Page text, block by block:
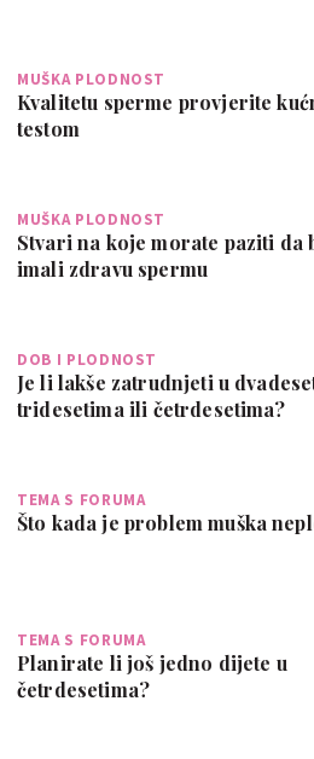
MUŠKA PLODNOST
Kvalitetu sperme provjerite
testom
MUŠKA PLODNOST
Stvari na koje morate paziti da
imali zdravu spermu
DOB I PLODNOST
Je li lakše zatrudnjeti u
tridesetima ili četrdesetima?
TEMA S FORUMA
Što kada je problem muška
TEMA S FORUMA
Planirate li još jedno dijete u
četrdesetima?